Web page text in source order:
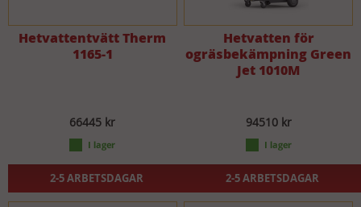
Hetvattentvätt Therm
1165-1
66445 kr
2-5 ARBETSDAGAR
Hetvatten för
ogräsbekämpning Green
Jet 1010M
94510 kr
2-5 ARBETSDAGAR